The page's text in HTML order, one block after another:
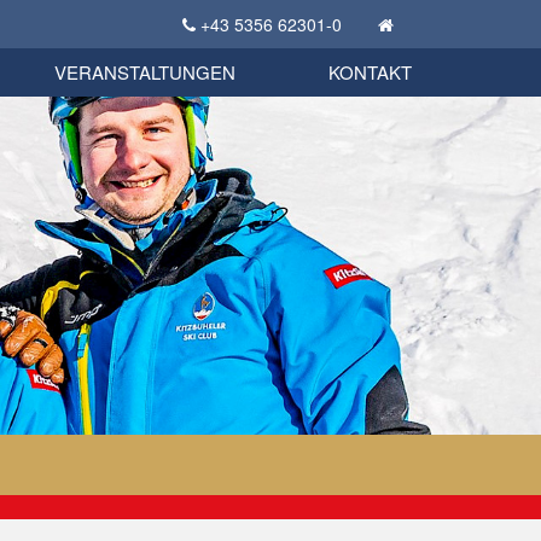
+43 5356 62301-0
KSC Sportgeschichte
Bekleidungsshop
VERANSTALTUNGEN KONTAKT